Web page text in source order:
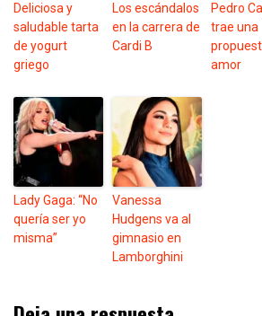
Deliciosa y
saludable tarta
de yogurt
griego
Los escándalos
en la carrera de
Cardi B
Pedro
trae una
amor
Lady Gaga: “No
quería ser yo
misma”
Vanessa
Hudgens va al
gimnasio en
Lamborghini